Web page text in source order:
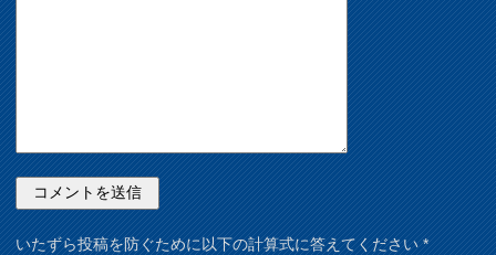
いたずら投稿を防ぐために以下の計算式に答えてください*